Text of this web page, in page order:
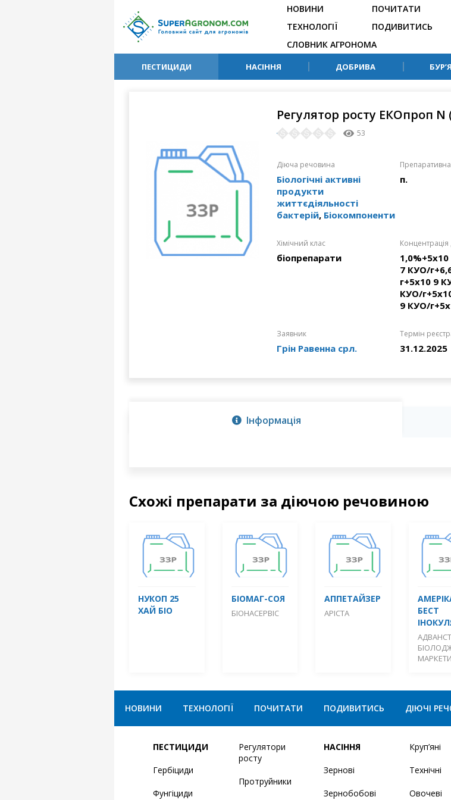
НОВИНИ
ТЕХНОЛОГІЇ
ПОЧИТАТИ
ПОДИВИТИСЬ
СЛОВНИК АГРОНОМА
ПЕСТИЦИДИ НАСІННЯ ДОБРИВА
Регулятор росту ЕКОпроп
53
Діюча речовина
Біологічні активні
продукти
життєдіяльності
бактерій, Біокомпоненти
п.
Хімічний клас
біопрепарати
7 КУО/
г+5х10 9
КУО/
9 КУО/
Заявник
Грін Равенна срл.
Термін
31.12.2025
Інформація
Схожі препарати за діючою речовиною
НУКОП 25
ХАЙ БІО
БІОМАГ-СОЯ
БІОНАСЕРВІС
АППЕТАЙЗЕР
АРІСТА
БЕСТ
АДВАНСТ
НОВИНИ ТЕХНОЛОГІЇ ПОЧИТАТИ ПОДИВИТИСЬ ДІЮЧІ
ПЕСТИЦИДИ
Гербіциди
Фунгіциди
Регулятори
росту
Протруйники
НАСІННЯ
Зернові
Зернобобові
Круп’яні
Технічні
Овочеві